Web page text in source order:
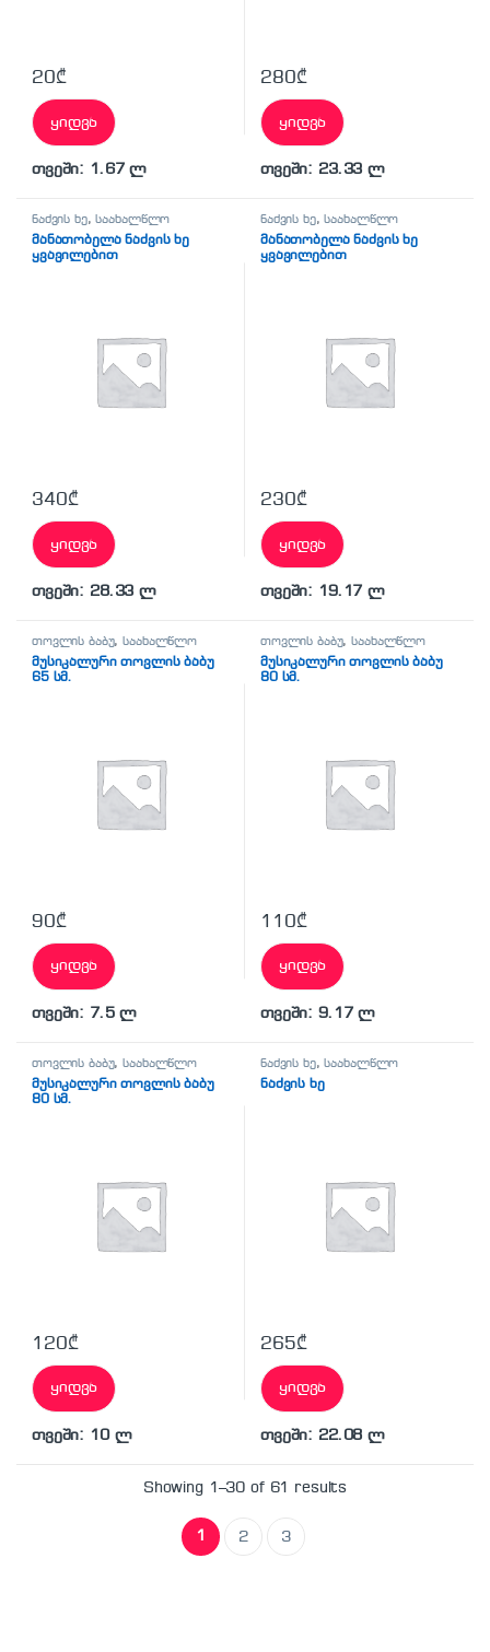
20₾
ყიდვა
თვეში: 1.67 ლ
280₾
ყიდვა
თვეში: 23.33 ლ
ნაძვის ხე,საახალწლო
მანათობელა ნაძვის ხე
ყვავილებით
340₾
ყიდვა
თვეში: 28.33 ლ
ნაძვის ხე,საახალწლო
მანათობელა ნაძვის ხე
ყვავილებით
230₾
ყიდვა
თვეში: 19.17 ლ
თოვლის ბაბუ,საახალწლო
მუსიკალური თოვლის ბაბუ
65 სმ.
90₾
ყიდვა
თვეში: 7.5 ლ
თოვლის ბაბუ,საახალწლო
მუსიკალური თოვლის ბაბუ
80 სმ.
110₾
ყიდვა
თვეში: 9.17 ლ
თოვლის ბაბუ,საახალწლო
მუსიკალური თოვლის ბაბუ
80 სმ.
120₾
ყიდვა
თვეში: 10 ლ
ნაძვის ხე,საახალწლო
ნაძვის ხე
265₾
ყიდვა
თვეში: 22.08 ლ
Showing 1–30 of 61 results
1 2 3